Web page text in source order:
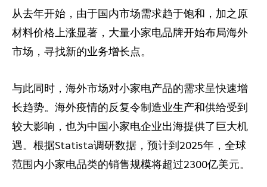
PXA线上学院
从去年开始，由于国内市场需求趋于饱和，加之原
材料价格上涨显著，大量小家电品牌开始布局海外
市场，寻找新的业务增长点。
与此同时，海外市场对小家电产品的需求呈快速增
长趋势。海外疫情的反复令制造业生产和供给受到
较大影响，也为中国小家电企业出海提供了巨大机
遇。根据Statista调研数据，预计到2025年，全球
范围内小家电品类的销售规模将超过2300亿美元。